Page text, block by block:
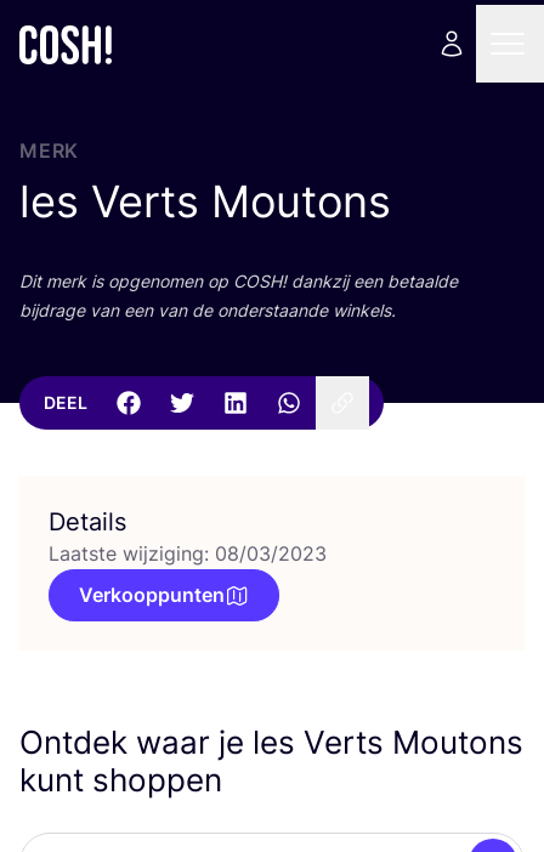
MERK
les Verts Moutons
Dit merk is opge­no­men op COSH! dank­zij een betaal­de
bij­dra­ge van een van de onder­staan­de winkels.
DEEL
Details
Laatste wijziging: 08/03/2023
Verkooppunten
Ontdek waar je les Verts Moutons
kunt shoppen